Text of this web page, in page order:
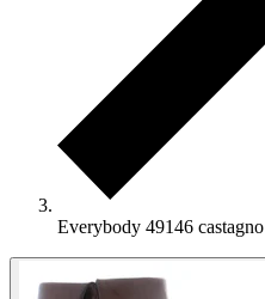
Everybody 49146 castagno